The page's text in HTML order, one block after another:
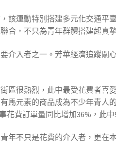
該運動特別搭建多元化交通
合，不只為青年群體搭建起真
介入者之一。芳華經濟追蹤關
區很熱烈，此中最受花費者喜
馬元素的商品成為不少年青人
花費訂單量同比增加36%，此
年不只是花費的介入者，更在